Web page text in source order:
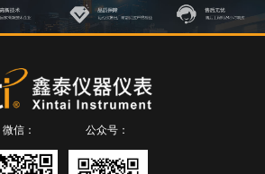
微信： 公众号：